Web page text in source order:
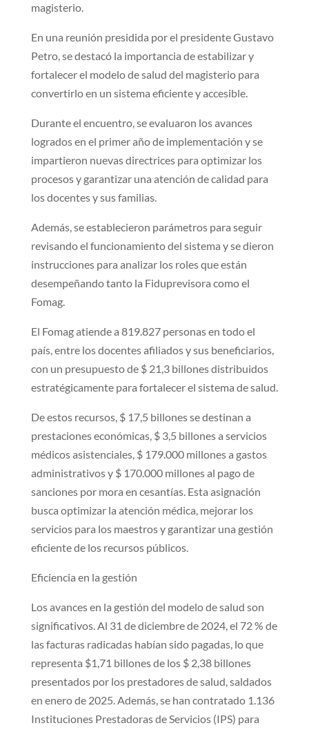
magisterio.
En una reunión presidida por el presidente Gustavo
Petro, se destacó la importancia de estabilizar y
fortalecer el modelo de salud del magisterio para
convertirlo en un sistema eficiente y accesible.
Durante el encuentro, se evaluaron los avances
logrados en el primer año de implementación y se
impartieron nuevas directrices para optimizar los
procesos y garantizar una atención de calidad para
los docentes y sus familias.
Además, se establecieron parámetros para seguir
revisando el funcionamiento del sistema y se dieron
instrucciones para analizar los roles que están
desempeñando tanto la Fiduprevisora como el
Fomag.
El Fomag atiende a 819.827 personas en todo el
país, entre los docentes afiliados y sus beneficiarios,
con un presupuesto de $ 21,3 billones distribuidos
estratégicamente para fortalecer el sistema de salud.
De estos recursos, $ 17,5 billones se destinan a
prestaciones económicas, $ 3,5 billones a servicios
médicos asistenciales, $ 179.000 millones a gastos
administrativos y $ 170.000 millones al pago de
sanciones por mora en cesantías. Esta asignación
busca optimizar la atención médica, mejorar los
servicios para los maestros y garantizar una gestión
eficiente de los recursos públicos.
Eficiencia en la gestión
Los avances en la gestión del modelo de salud son
significativos. Al 31 de diciembre de 2024, el 72 % de
las facturas radicadas habían sido pagadas, lo que
representa $1,71 billones de los $ 2,38 billones
presentados por los prestadores de salud, saldados
en enero de 2025. Además, se han contratado 1.136
Instituciones Prestadoras de Servicios (IPS) para